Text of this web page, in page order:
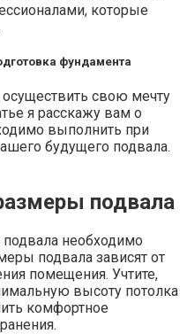
которые
фундамента
свою мечту
я расскажу вам о
выполнить при
будущего подвала.
подвала
подвала необходимо
подвала зависят от
помещения. Учтите,
высоту потолка
комфортное